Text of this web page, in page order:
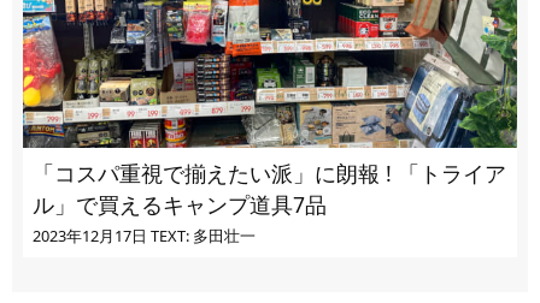
「コスパ重視で揃えたい派」に朗報 ! 「トライア
ル」で買えるキャンプ道具7品
2023年12月17日 TEXT: 多田壮一